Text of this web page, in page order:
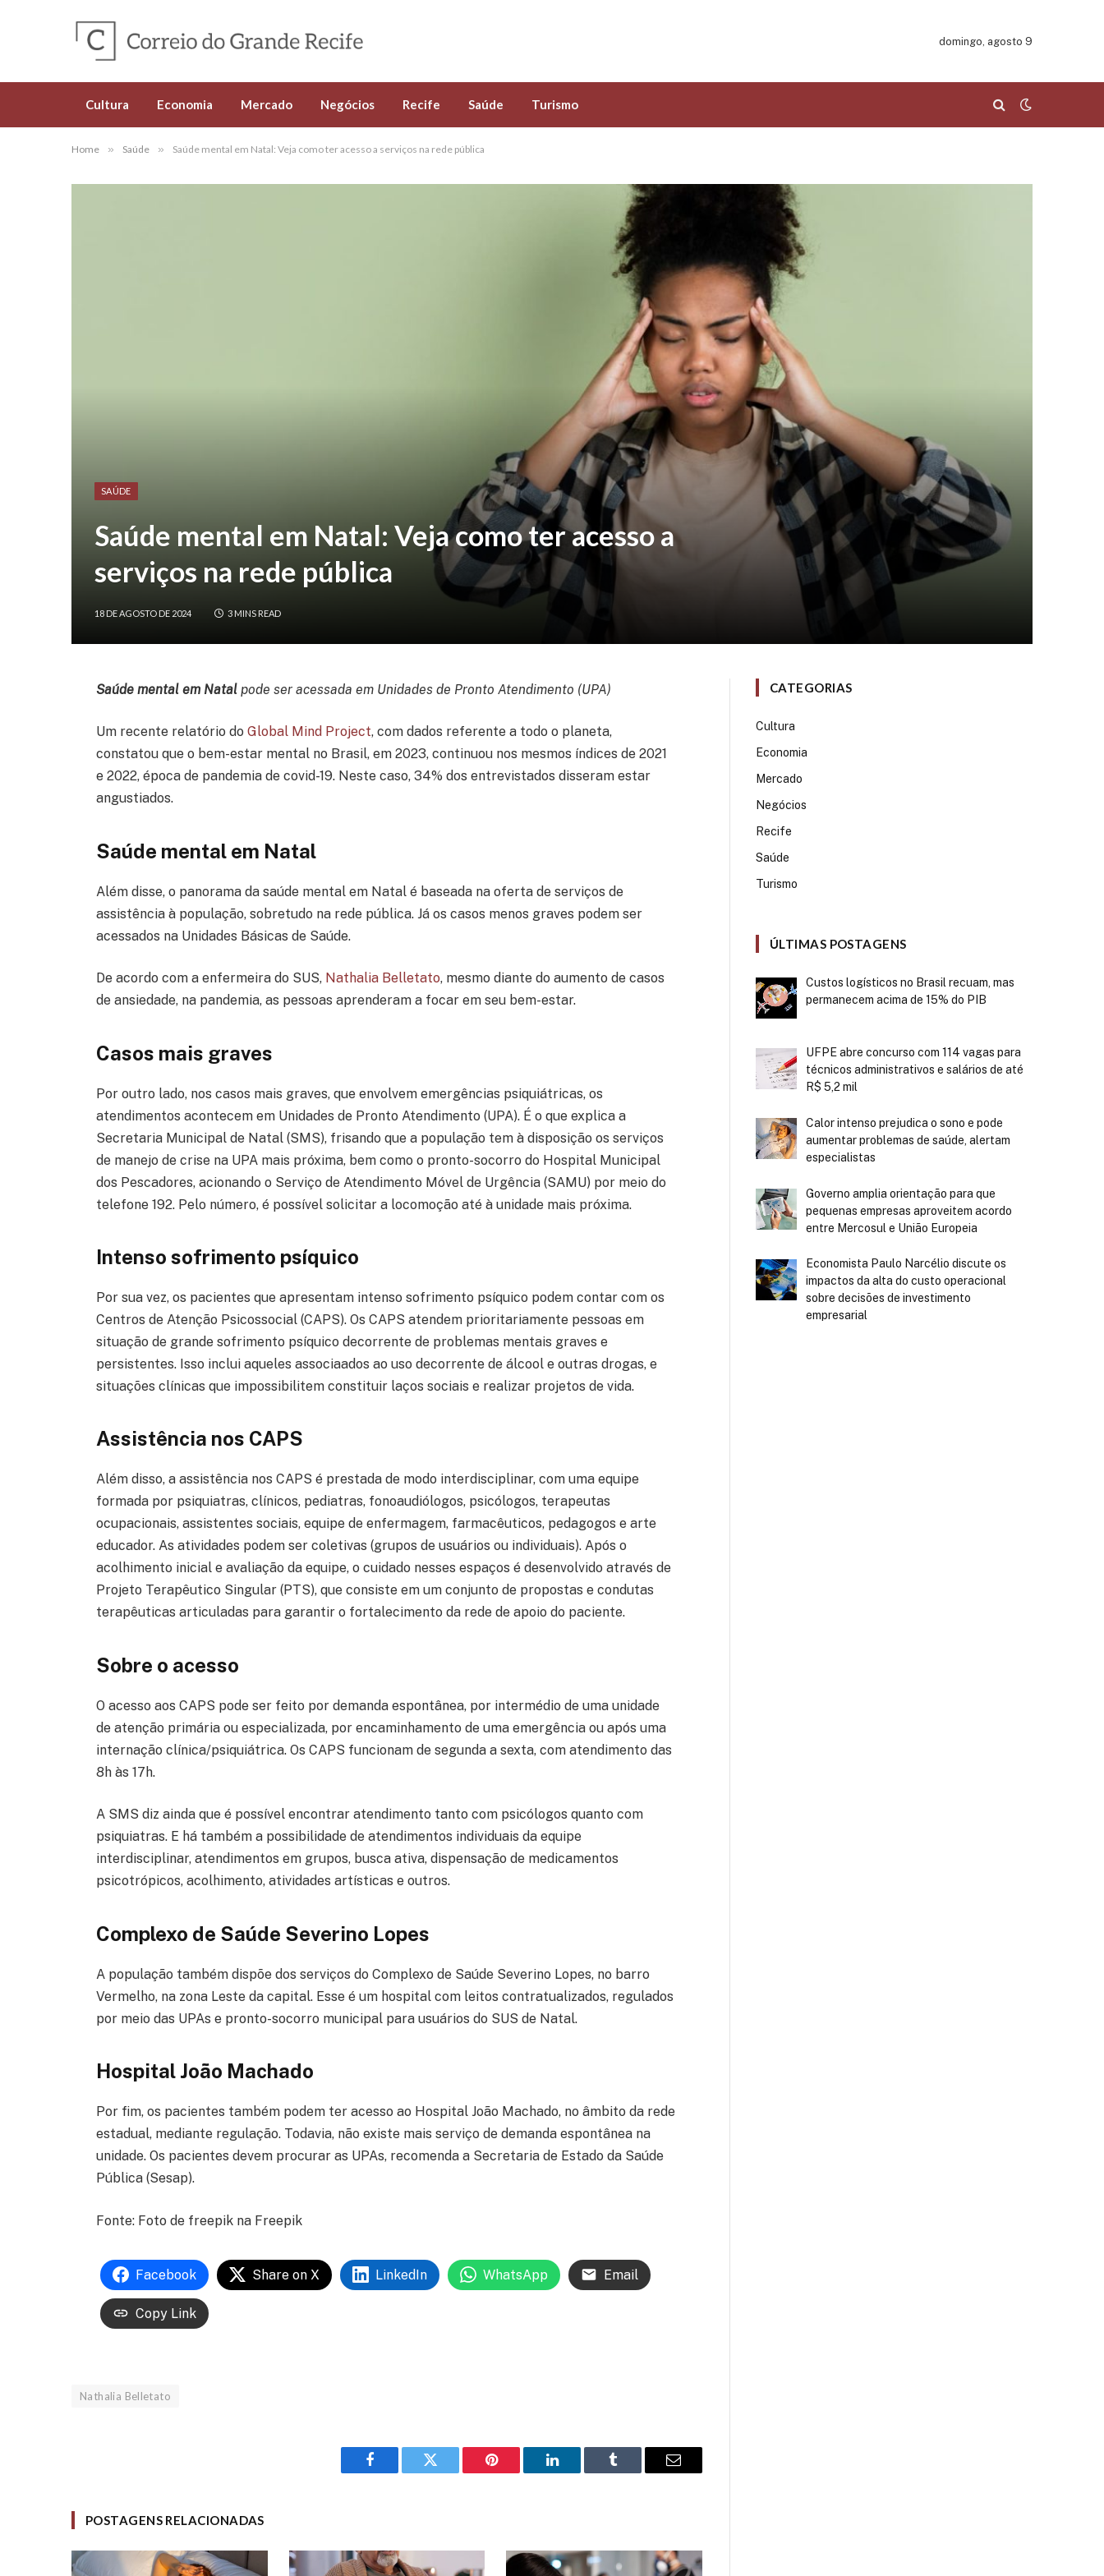
domingo, agosto 9
Cultura Economia Mercado Negócios Recife Saúde Turismo
Home » Saúde » Saúde mental em Natal: Veja como ter acesso a serviços na rede pública
SAÚDE
Saúde mental em Natal: Veja como ter acesso a
serviços na rede pública
18 DE AGOSTO DE 2024 3 MINS READ
Saúde mental em Natal pode ser acessada em Unidades de Pronto Atendimento (UPA)
Um recente relatório do Global Mind Project, com dados referente a todo o planeta,
constatou que o bem-estar mental no Brasil, em 2023, continuou nos mesmos índices de 2021
e 2022, época de pandemia de covid-19. Neste caso, 34% dos entrevistados disseram estar
angustiados.
Saúde mental em Natal
Além disse, o panorama da saúde mental em Natal é baseada na oferta de serviços de
assistência à população, sobretudo na rede pública. Já os casos menos graves podem ser
acessados na Unidades Básicas de Saúde.
De acordo com a enfermeira do SUS, Nathalia Belletato, mesmo diante do aumento de casos
de ansiedade, na pandemia, as pessoas aprenderam a focar em seu bem-estar.
Casos mais graves
Por outro lado, nos casos mais graves, que envolvem emergências psiquiátricas, os
atendimentos acontecem em Unidades de Pronto Atendimento (UPA). É o que explica a
Secretaria Municipal de Natal (SMS), frisando que a população tem à disposição os serviços
de manejo de crise na UPA mais próxima, bem como o pronto-socorro do Hospital Municipal
dos Pescadores, acionando o Serviço de Atendimento Móvel de Urgência (SAMU) por meio do
telefone 192. Pelo número, é possível solicitar a locomoção até à unidade mais próxima.
Intenso sofrimento psíquico
Por sua vez, os pacientes que apresentam intenso sofrimento psíquico podem contar com os
Centros de Atenção Psicossocial (CAPS). Os CAPS atendem prioritariamente pessoas em
situação de grande sofrimento psíquico decorrente de problemas mentais graves e
persistentes. Isso inclui aqueles associaados ao uso decorrente de álcool e outras drogas, e
situações clínicas que impossibilitem constituir laços sociais e realizar projetos de vida.
Assistência nos CAPS
Além disso, a assistência nos CAPS é prestada de modo interdisciplinar, com uma equipe
formada por psiquiatras, clínicos, pediatras, fonoaudiólogos, psicólogos, terapeutas
ocupacionais, assistentes sociais, equipe de enfermagem, farmacêuticos, pedagogos e arte
educador. As atividades podem ser coletivas (grupos de usuários ou individuais). Após o
acolhimento inicial e avaliação da equipe, o cuidado nesses espaços é desenvolvido através de
Projeto Terapêutico Singular (PTS), que consiste em um conjunto de propostas e condutas
terapêuticas articuladas para garantir o fortalecimento da rede de apoio do paciente.
Sobre o acesso
O acesso aos CAPS pode ser feito por demanda espontânea, por intermédio de uma unidade
de atenção primária ou especializada, por encaminhamento de uma emergência ou após uma
internação clínica/psiquiátrica. Os CAPS funcionam de segunda a sexta, com atendimento das
8h às 17h.
A SMS diz ainda que é possível encontrar atendimento tanto com psicólogos quanto com
psiquiatras. E há também a possibilidade de atendimentos individuais da equipe
interdisciplinar, atendimentos em grupos, busca ativa, dispensação de medicamentos
psicotrópicos, acolhimento, atividades artísticas e outros.
Complexo de Saúde Severino Lopes
A população também dispõe dos serviços do Complexo de Saúde Severino Lopes, no barro
Vermelho, na zona Leste da capital. Esse é um hospital com leitos contratualizados, regulados
por meio das UPAs e pronto-socorro municipal para usuários do SUS de Natal.
Hospital João Machado
Por fim, os pacientes também podem ter acesso ao Hospital João Machado, no âmbito da rede
estadual, mediante regulação. Todavia, não existe mais serviço de demanda espontânea na
unidade. Os pacientes devem procurar as UPAs, recomenda a Secretaria de Estado da Saúde
Pública (Sesap).
Fonte: Foto de freepik na Freepik
Facebook Share on X LinkedIn WhatsApp Email
Copy Link
Nathalia Belletato
Facebook Twitter Pinterest LinkedIn Tumblr Email
POSTAGENS RELACIONADAS
CATEGORIAS
Cultura
Economia
Mercado
Negócios
Recife
Saúde
Turismo
ÚLTIMAS POSTAGENS
Custos logísticos no Brasil recuam, mas
permanecem acima de 15% do PIB
UFPE abre concurso com 114 vagas para
técnicos administrativos e salários de até
R$ 5,2 mil
Calor intenso prejudica o sono e pode
aumentar problemas de saúde, alertam
especialistas
Governo amplia orientação para que
pequenas empresas aproveitem acordo
entre Mercosul e União Europeia
Economista Paulo Narcélio discute os
impactos da alta do custo operacional
sobre decisões de investimento
empresarial